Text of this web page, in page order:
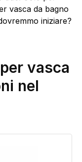
vasca da bagno
iniziare?
vasca
nel